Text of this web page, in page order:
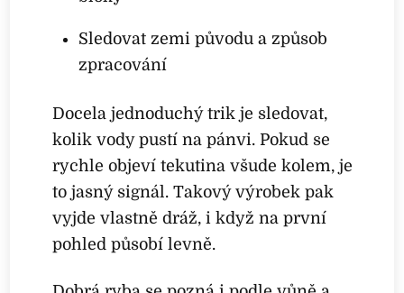
Sledovat zemi původu a způsob
zpracování
Docela jednoduchý trik je sledovat,
kolik vody pustí na pánvi. Pokud se
rychle objeví tekutina všude kolem, je
to jasný signál. Takový výrobek pak
vyjde vlastně dráž, i když na první
pohled působí levně.